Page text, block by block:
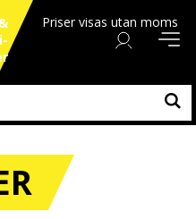
Priser visas utan moms